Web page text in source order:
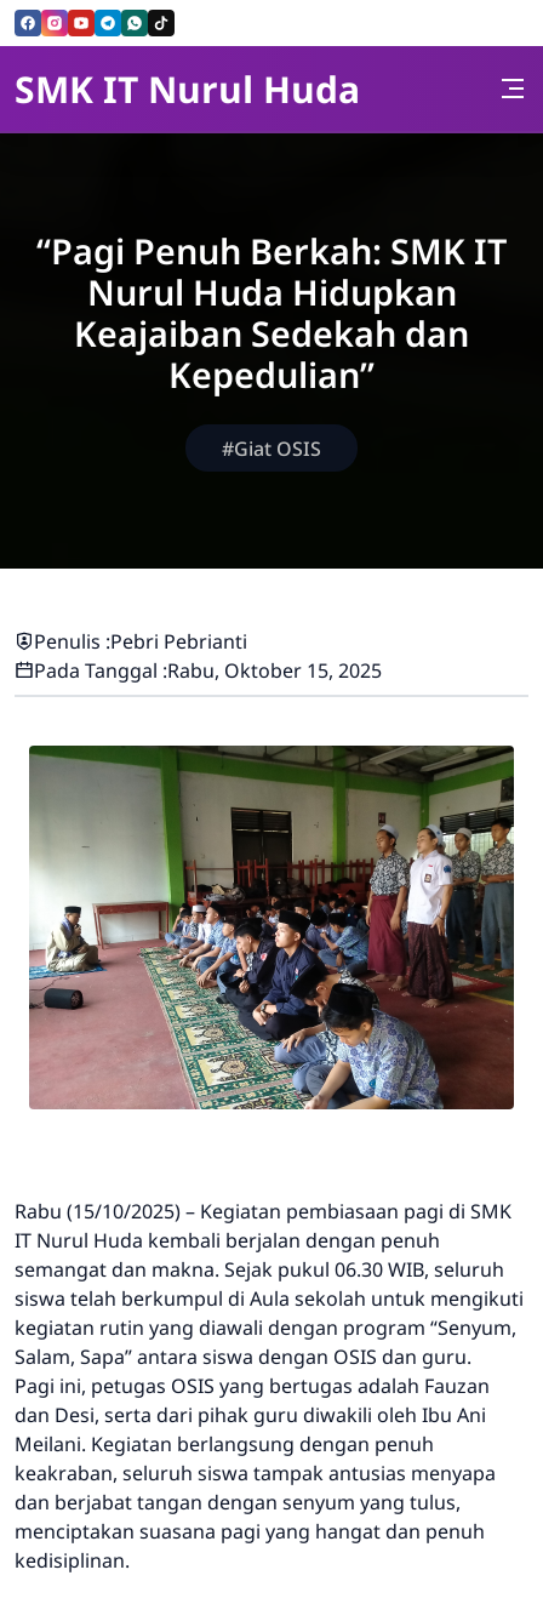
Skip to Content
SMK IT Nurul Huda
“Pagi Penuh Berkah: SMK IT
Nurul Huda Hidupkan
Keajaiban Sedekah dan
Kepedulian”
#Giat OSIS
Penulis :Pebri Pebrianti
Pada Tanggal :Rabu, Oktober 15, 2025
Rabu (15/10/2025) – Kegiatan pembiasaan pagi di SMK
IT Nurul Huda kembali berjalan dengan penuh
semangat dan makna. Sejak pukul 06.30 WIB, seluruh
siswa telah berkumpul di Aula sekolah untuk mengikuti
kegiatan rutin yang diawali dengan program “Senyum,
Salam, Sapa” antara siswa dengan OSIS dan guru.
Pagi ini, petugas OSIS yang bertugas adalah Fauzan
dan Desi, serta dari pihak guru diwakili oleh Ibu Ani
Meilani. Kegiatan berlangsung dengan penuh
keakraban, seluruh siswa tampak antusias menyapa
dan berjabat tangan dengan senyum yang tulus,
menciptakan suasana pagi yang hangat dan penuh
kedisiplinan.